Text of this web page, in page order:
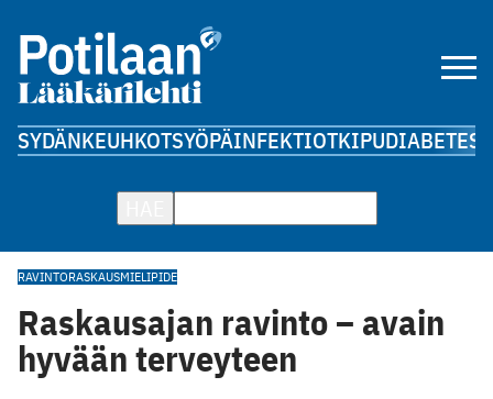
SYDÄNKEUHKOTSYÖPÄINFEKTIOTKIPUDIABETES
RAVINTORASKAUSMIELIPIDE
Raskausajan ravinto – avain
hyvään terveyteen